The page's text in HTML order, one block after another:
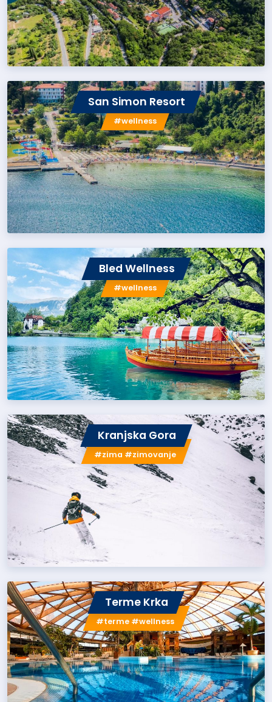
San Simon Resort
#wellness
Bled Wellness
#wellness
Kranjska Gora
#zima #zimovanje
Terme Krka
#terme #wellness